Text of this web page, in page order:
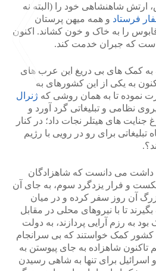
ارتش شاهنشاهی خود را (البته نه
فرستاد و همه میهن پرستان
را به خاک و خون کشاند. اکنون
که جبران خدمت کند.
به کمک های بی دریغ این عرب های
به یکی از این کشورهای به
نموده تا به همان روشی که ژنرال
نظامی و تبلیغاتی گرد آورد و
های هیتلر نجات داد؛ در کنار
تبلیغاتی برای رو در رویی با رژیم
داشت می دانست که شاهزادگان
و فرار یزدگرد سوم، به جای آن
آن روز سفر کرده و در میان
تا با نیروهای محلی در مقابل
به رزم آرایی پردازند، به دولت
کشور کمک خواستند که بی سرانجام
تاکنون شاهزاده به جای پیوستن به
اسرائیل برای تنها به شاهی رسیدن
>